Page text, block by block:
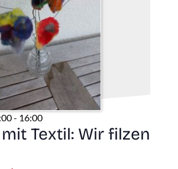
- 16:00
Textil: Wir filzen